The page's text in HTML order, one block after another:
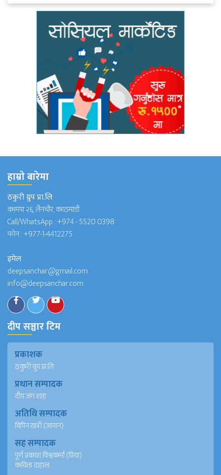
हाम्राे बारेमा
ठकुरी ग्रुप प्रा.लि
कामपा २६, लैनचौर, काठमाडौं
Call/WhatsApp :+974 - 5520 0398
फोन :+977-1-4412275
इमेल
deepsanchar@gmail.com
info@deepsanchar.com
दीप सञ्चार टिम
प्रकाशक
ठकुरी ग्रुप प्रा.लि
प्रधान सम्पादक
दीप जंग शाह
अतिथि सम्पादक
विपिन खत्री (जापान)
सह सम्पादक
पूर्ण प्रकाश विश्वकर्मा (प्रिया)
कविता दाहाल